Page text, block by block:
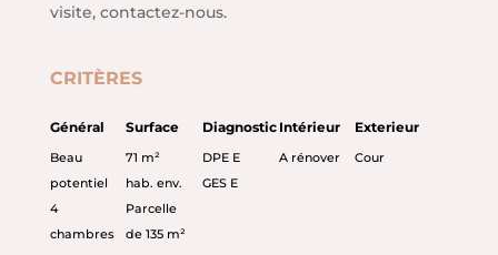
visite, contactez-nous.
CRITÈRES
Général
Beau
potentiel
4
chambres
Surface
71 m²
hab. env.
Parcelle
de 135 m²
Diagnostic
DPE E
GES E
Intérieur
A rénover
Exterieur
Cour